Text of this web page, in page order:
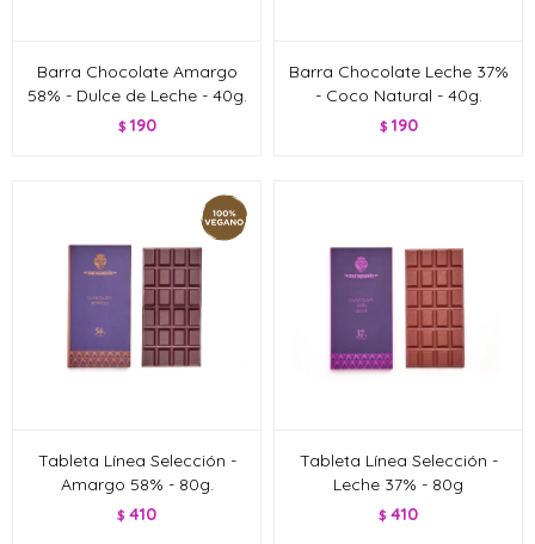
Barra Chocolate Amargo
58% - Dulce de Leche - 40g.
$ 190
Barra Chocolate Leche 37%
- Coco Natural - 40g.
$ 190
Tableta Línea Selección -
Amargo 58% - 80g.
$ 410
Tableta Línea Selección -
Leche 37% - 80g
$ 410